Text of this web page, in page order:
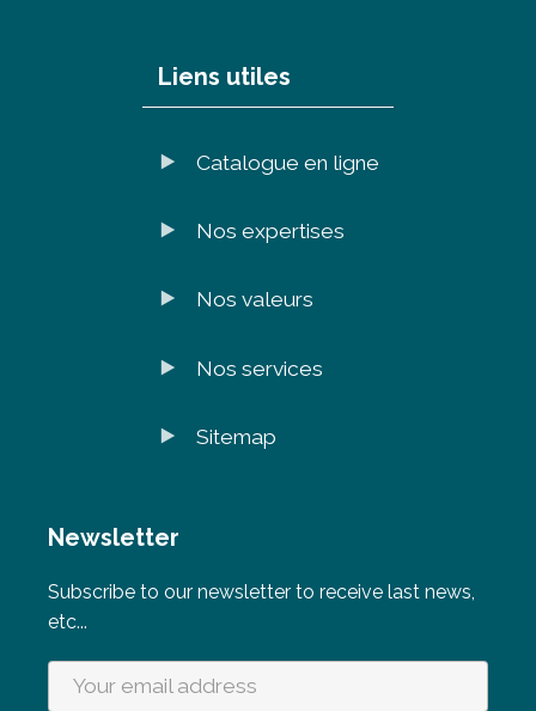
Liens utiles
Catalogue en ligne
Nos expertises
Nos valeurs
Nos services
Sitemap
Newsletter
Subscribe to our newsletter to receive last news,
etc...